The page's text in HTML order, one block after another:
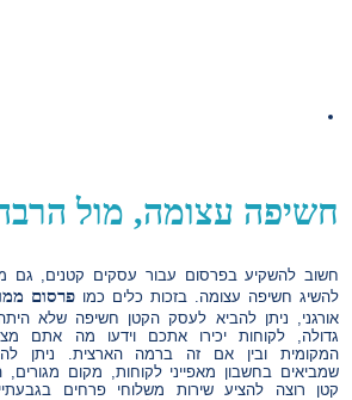
חשיפה עצומה, מול
חשוב להשקיע בפרסום עבור עסקים קטנים, גם
להשיג חשיפה עצומה. בזכות כלים כמו פרסום
אורגני, ניתן להביא לעסק הקטן חשיפה שלא
גדולה, לקוחות יכירו אתכם וידעו מה אתם
המקומית ובין אם זה ברמה הארצית. ניתן
שמביאים בחשבון מאפייני לקוחות, מקום
קטן רוצה להציע שירות משלוחי פרחים